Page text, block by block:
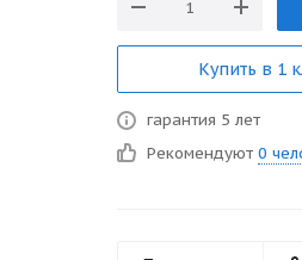
Купить в 1
гарантия 5 лет
Рекомендуют 0